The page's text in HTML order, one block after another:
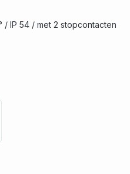
/ IP 54 / met 2 stopcontacten